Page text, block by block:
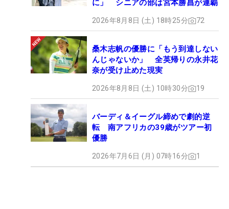
に」 シニアの部は宮本勝昌が連覇
2026年8月8日 (土) 18時25分 72
桑木志帆の優勝に「もう到達しない
んじゃないか」 全英帰りの永井花
奈が受け止めた現実
2026年8月8日 (土) 10時30分 19
バーディ＆イーグル締めで劇的逆
転 南アフリカの39歳がツアー初
優勝
2026年7月6日 (月) 07時16分 1